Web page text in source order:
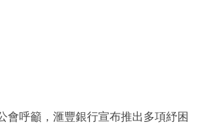
會呼籲，滙豐銀行宣布推出多項紓困